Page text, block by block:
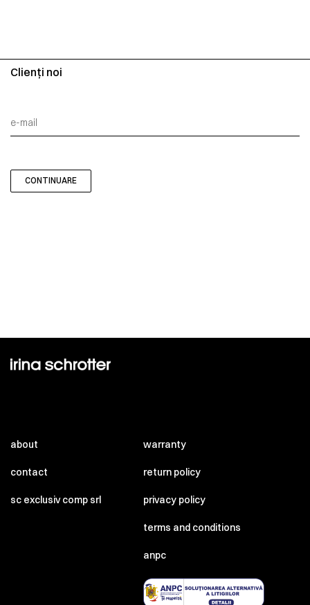
Clienți noi
CONTINUARE
about
contact
sc exclusiv comp srl
warranty
return policy
privacy policy
terms and conditions
anpc